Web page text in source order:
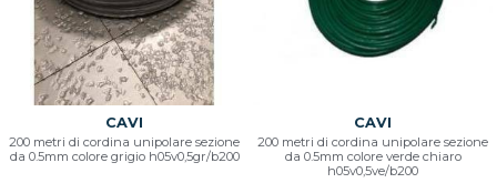
CAVI
200 metri di cordina unipolare sezione
da 0.5mm colore grigio h05v0,5gr/b200
CAVI
200 metri di cordina unipolare sezione
da 0.5mm colore verde chiaro
h05v0,5ve/b200